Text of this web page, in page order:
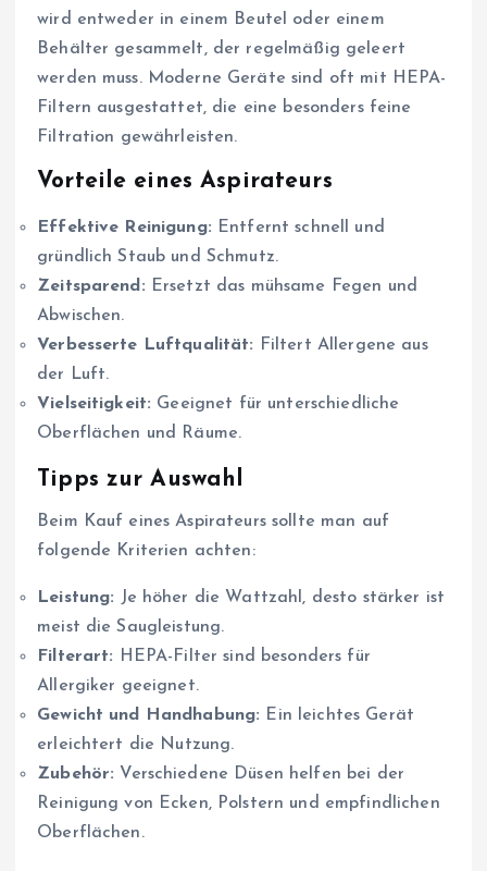
wird entweder in einem Beutel oder einem
Behälter gesammelt, der regelmäßig geleert
werden muss. Moderne Geräte sind oft mit HEPA-
Filtern ausgestattet, die eine besonders feine
Filtration gewährleisten.
Vorteile eines Aspirateurs
Effektive Reinigung: Entfernt schnell und
gründlich Staub und Schmutz.
Zeitsparend: Ersetzt das mühsame Fegen und
Abwischen.
Verbesserte Luftqualität:
Filtert Allergene aus
der Luft.
Vielseitigkeit: Geeignet für unterschiedliche
Oberflächen und Räume.
Tipps zur Auswahl
Beim Kauf eines Aspirateurs sollte man auf
folgende Kriterien achten:
Leistung: Je höher die Wattzahl, desto stärker ist
meist die Saugleistung.
Filterart: HEPA-Filter sind besonders für
Allergiker geeignet.
Gewicht und Handhabung: Ein leichtes Gerät
erleichtert die Nutzung.
Zubehör: Verschiedene Düsen helfen bei der
Reinigung von Ecken, Polstern und empfindlichen
Oberflächen.